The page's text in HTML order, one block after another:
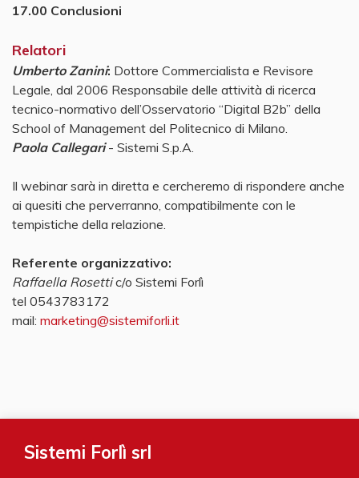
17.00 Conclusioni
Relatori
Umberto Zanini: Dottore Commercialista e Revisore
Legale, dal 2006 Responsabile delle attività di ricerca
tecnico-normativo dell’Osservatorio “Digital B2b” della
School of Management del Politecnico di Milano.
Paola Callegari- Sistemi S.p.A.
Il webinar sarà in diretta e cercheremo di rispondere anche
ai quesiti che perverranno, compatibilmente con le
tempistiche della relazione.
Referente organizzativo:
Raffaella Rosettic/o Sistemi Forlì
tel 0543783172
mail: marketing@sistemiforli.it
Sistemi Forlì srl